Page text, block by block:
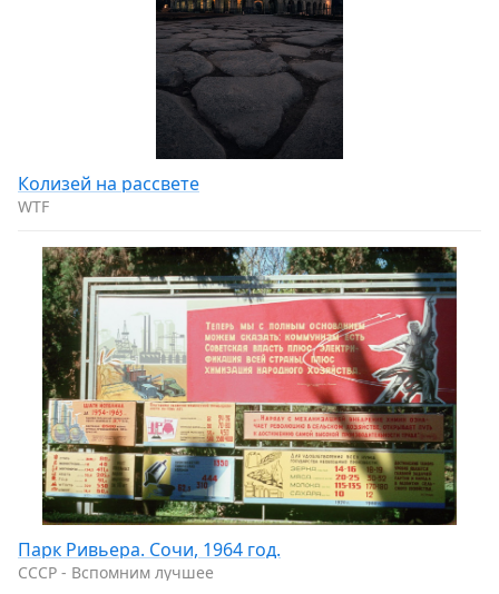
Колизей на рассвете
WTF
Парк Ривьера. Сочи, 1964 год.
CCCP - Вспомним лучшее